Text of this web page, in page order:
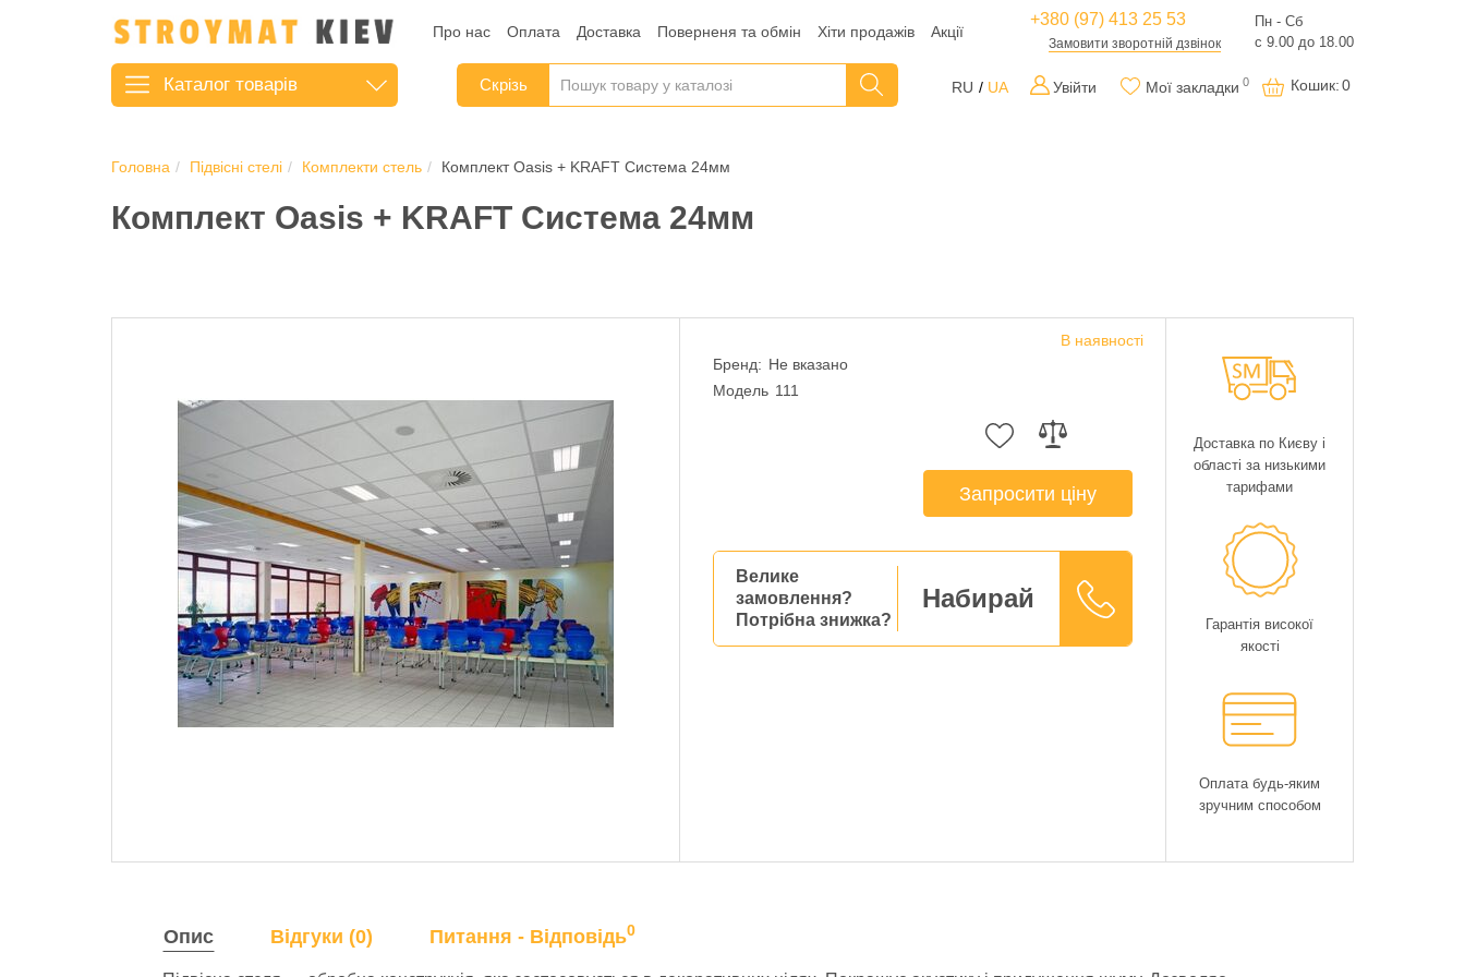
Про нас Оплата Доставка Поверненя та обмін Хіти продажів Акції
+380 (97) 413 25 53
Замовити зворотній дзвінок
Пн - Сб
с 9.00 до 18.00
Каталог товарів Скрізь RU UA Увійти Мої закладки 0 Кошик: 0
Головна Підвісні стелі Комплекти стель Комплект Oasis + KRAFT Система 24мм
Комплект Oasis + KRAFT Система 24мм
Бренд: Не вказано
Модель 111
В наявності
Запросити ціну
Велике
замовлення?
Потрібна знижка?
Набирай
Доставка по Києву і
області за низькими
тарифами
Гарантія високої
якості
Оплата будь-яким
зручним способом
Опис Відгуки (0) Питання - Відповідь0